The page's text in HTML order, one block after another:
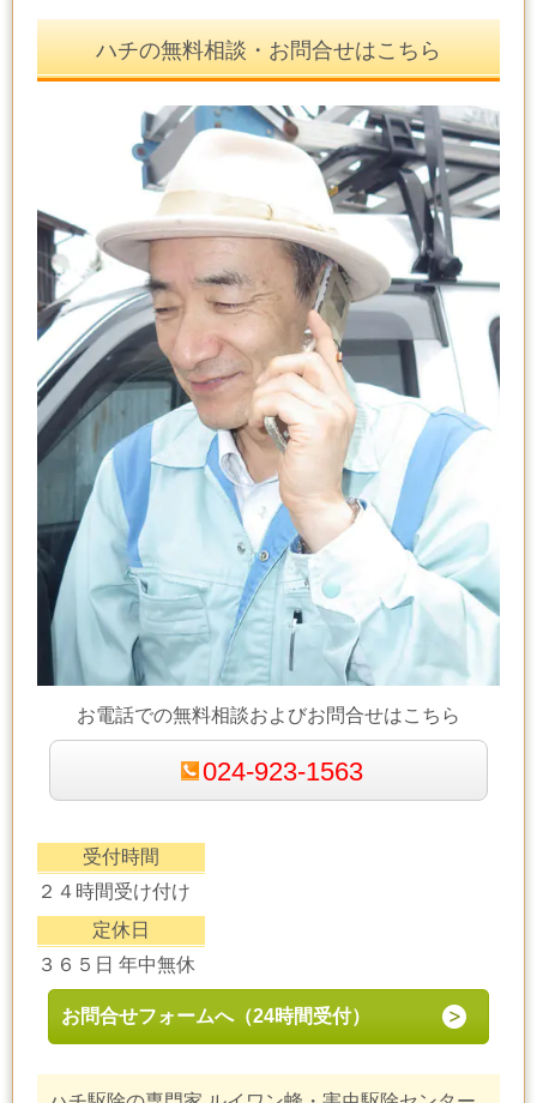
ハチの無料相談・お問合せはこちら
お電話での無料相談およびお問合せはこちら
024-923-1563
受付時間
２４時間受け付け
定休日
３６５日 年中無休
お問合せフォームへ（24時間受付）